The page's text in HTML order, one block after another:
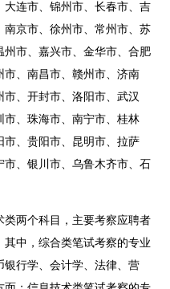
连市、锦州市、长春市、吉
京市、徐州市、常州市、苏
市、嘉兴市、金华市、合肥
、南昌市、赣州市、济南
、开封市、洛阳市、武汉
、珠海市、南宁市、桂林
、贵阳市、昆明市、拉萨
、银川市、乌鲁木齐市、石
两个科目，主要考察应聘者
中，综合类笔试考察的专业
行学、会计学、法律、营